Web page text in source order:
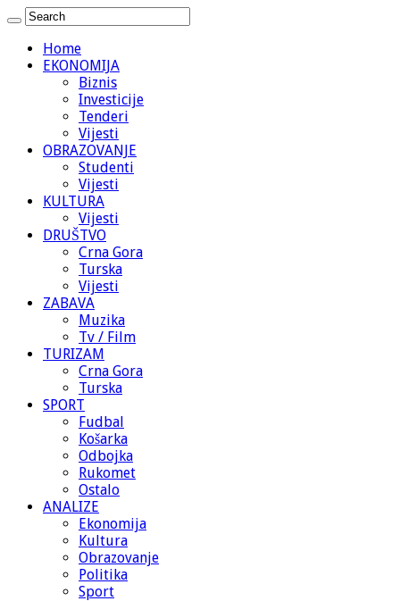
Home
EKONOMIJA
Biznis
Investicije
Tenderi
Vijesti
OBRAZOVANJE
Studenti
Vijesti
KULTURA
Vijesti
DRUŠTVO
Crna Gora
Turska
Vijesti
ZABAVA
Muzika
Tv / Film
TURIZAM
Crna Gora
Turska
SPORT
Fudbal
Košarka
Odbojka
Rukomet
Ostalo
ANALIZE
Ekonomija
Kultura
Obrazovanje
Politika
Sport